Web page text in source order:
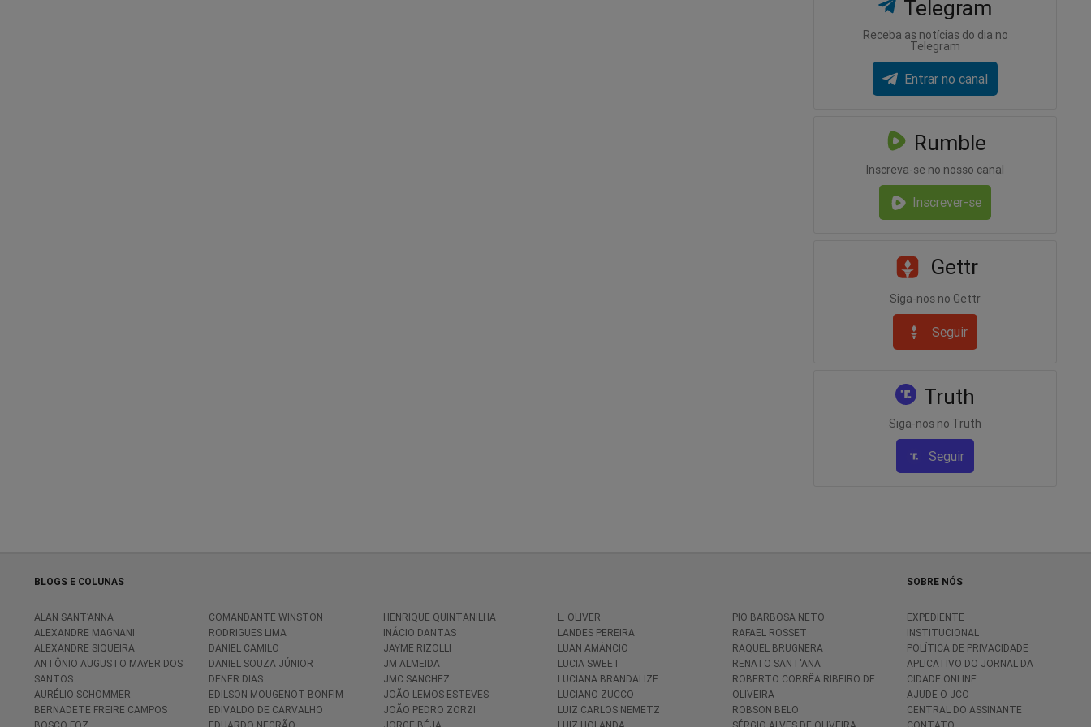
Telegram
Receba as notícias do dia no
Telegram
Entrar no canal
Rumble
Inscreva-se no nosso canal
Inscrever-se
Gettr
Siga-nos no Gettr
Seguir
Truth
Siga-nos no Truth
Seguir
BLOGS E COLUNAS
ALAN SANT’ANNA
ALEXANDRE MAGNANI
ALEXANDRE SIQUEIRA
ANTÔNIO AUGUSTO MAYER DOS
SANTOS
AURÉLIO SCHOMMER
BERNADETE FREIRE CAMPOS
COMANDANTE WINSTON
RODRIGUES LIMA
DANIEL CAMILO
DANIEL SOUZA JÚNIOR
DENER DIAS
EDILSON MOUGENOT BONFIM
EDIVALDO DE CARVALHO
HENRIQUE QUINTANILHA
INÁCIO DANTAS
JAYME RIZOLLI
JM ALMEIDA
JMC SANCHEZ
JOÃO LEMOS ESTEVES
JOÃO PEDRO ZORZI
L. OLIVER
LANDES PEREIRA
LUAN AMÂNCIO
LUCIA SWEET
LUCIANA BRANDALIZE
LUCIANO ZUCCO
LUIZ CARLOS NEMETZ
PIO BARBOSA NETO
RAFAEL ROSSET
RAQUEL BRUGNERA
RENATO SANT'ANA
ROBERTO CORRÊA RIBEIRO DE
OLIVEIRA
ROBSON BELO
SOBRE NÓS
EXPEDIENTE
INSTITUCIONAL
POLÍTICA DE PRIVACIDADE
APLICATIVO DO JORNAL DA
CIDADE ONLINE
AJUDE O JCO
CENTRAL DO ASSINANTE